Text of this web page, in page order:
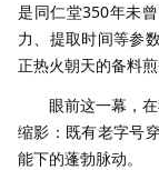
是同仁堂350年未
力、提取时间等参
正热火朝天的备料煎
眼前这一幕，
缩影：既有老字号
能下的蓬勃脉动。